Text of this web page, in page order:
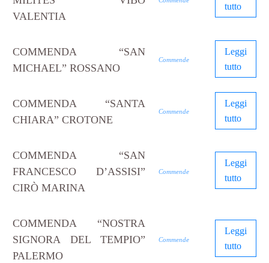
VALENTIA
tutto
COMMENDA “SAN
MICHAEL” ROSSANO
Commende
Leggi
tutto
COMMENDA “SANTA
CHIARA” CROTONE
Commende
Leggi
tutto
COMMENDA “SAN
FRANCESCO D’ASSISI”
CIRÒ MARINA
Commende
Leggi
tutto
COMMENDA “NOSTRA
SIGNORA DEL TEMPIO”
PALERMO
Commende
Leggi
tutto